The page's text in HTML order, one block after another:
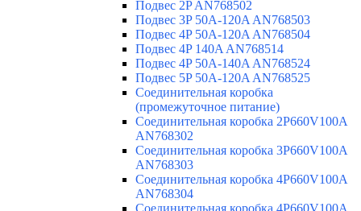
Подвес 2P AN768502
Подвес 3P 50A-120A AN768503
Подвес 4P 50A-120A AN768504
Подвес 4P 140A AN768514
Подвес 4P 50A-140A AN768524
Подвес 5P 50A-120A AN768525
Соединительная коробка
(промежуточное питание)
Соединительная коробка 2P660V100A
AN768302
Соединительная коробка 3P660V100A
AN768303
Соединительная коробка 4P660V100A
AN768304
Соединительная коробка 4P660V100A